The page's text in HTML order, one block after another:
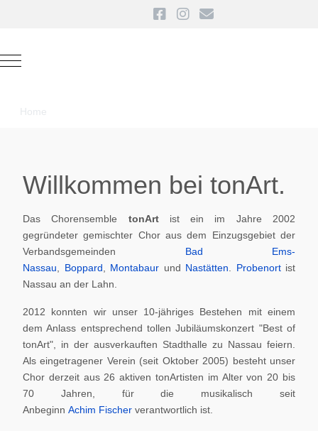
Mobile Menu Toggle
Home
Willkommen bei tonArt.
Das Chorensemble tonArt ist ein im Jahre 2002
gegründeter gemischter Chor aus dem Einzugsgebiet der
Verbandsgemeinden Bad Ems-
Nassau
Boppard Montabaur und Nastätten Probenortist
Nassau an der Lahn.
2012 konnten wir unser 10-jähriges Bestehen mit einem
dem Anlass entsprechend tollen Jubiläumskonzert "Best of
tonArt", in der ausverkauften Stadthalle zu Nassau feiern.
Als eingetragener Verein (seit Oktober 2005) besteht unser
Chor derzeit aus 26 aktiven tonArtisten im Alter von 20 bis
70 Jahren, für die musikalisch seit
Anbeginn Achim Fischer verantwortlich ist.